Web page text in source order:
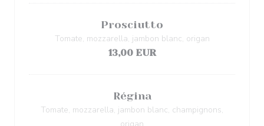
Prosciutto
Tomate, mozzarella, jambon blanc, origan
13,00 EUR
Régina
Tomate, mozzarella, jambon blanc, champignons,